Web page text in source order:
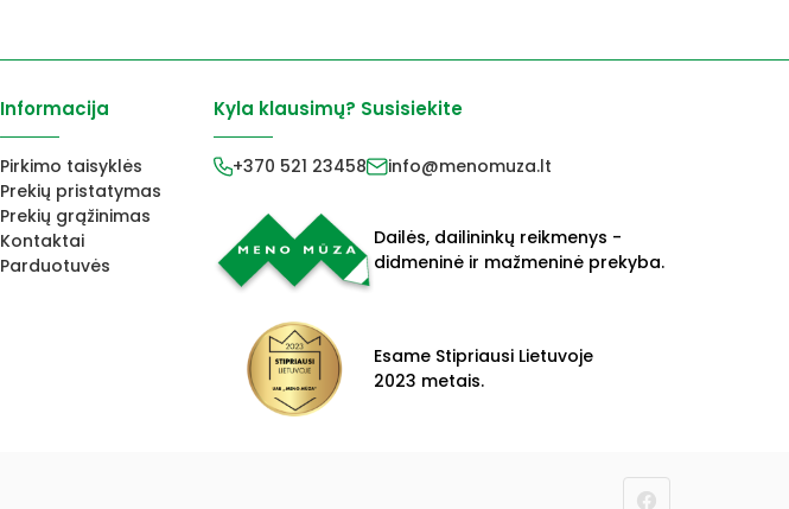
Informacija
Pirkimo taisyklės
Prekių pristatymas
Prekių grąžinimas
Kontaktai
Parduotuvės
Kyla klausimų? Susisiekite
+370 521 23458 info@menomuza.lt
Dailės, dailininkų reikmenys -
didmeninė ir mažmeninė prekyba.
Esame Stipriausi Lietuvoje
2023 metais.